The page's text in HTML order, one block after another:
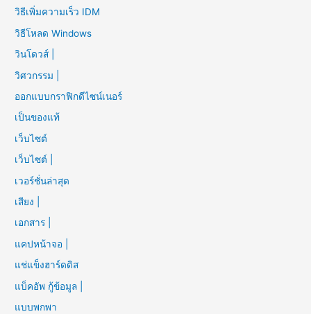
วิธีเพิ่มความเร็ว IDM
วิธีโหลด Windows
วินโดวส์ |
วิศวกรรม |
ออกแบบกราฟิกดีไซน์เนอร์
เป็นของแท้
เว็บไซต์
เว็บไซต์ |
เวอร์ชั่นล่าสุด
เสียง |
เอกสาร |
แคปหน้าจอ |
แช่แข็งฮาร์ดดิส
แบ็คอัพ กู้ข้อมูล |
แบบพกพา